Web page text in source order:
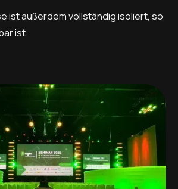
ist außerdem vollständig isoliert, so
ist.